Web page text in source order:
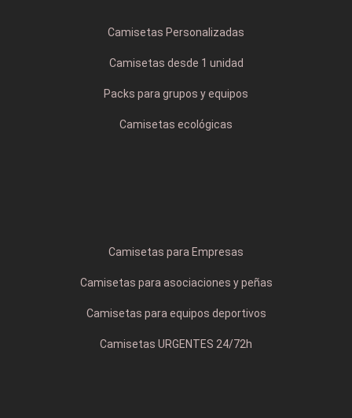
Camisetas Personalizadas
Camisetas desde 1 unidad
Packs para grupos y equipos
Camisetas ecológicas
Camisetas para Empresas
Camisetas para asociaciones y peñas
Camisetas para equipos deportivos
Camisetas URGENTES 24/72h